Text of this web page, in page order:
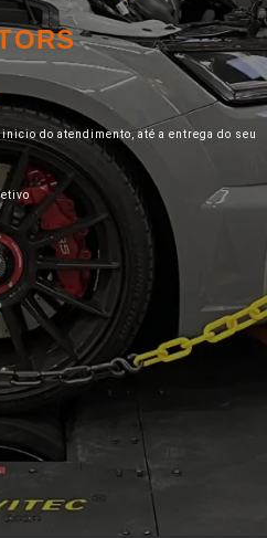
do atendimento, até a entrega do seu